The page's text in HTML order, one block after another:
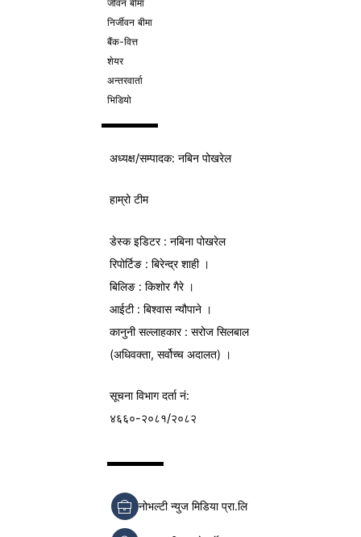
जीवन बीमा
निर्जीवन बीमा
बैंक-वित्त
शेयर
अन्तरवार्ता
भिडियो
अध्यक्ष/सम्पादक: नबिन पोखरेल
हाम्रो टीम
डेस्क इडिटर : नबिना पोखरेल
रिपोर्टिङ : बिरेन्द्र शाही ।
बिलिङ : किशोर गैरे ।
आईटी : बिश्वास न्यौपाने ।
कानुनी सल्लाहकार : सरोज सिलबाल
(अधिवक्ता, सर्वोच्च अदालत) ।
सूचना विभागदर्ता नं:
४६६०-२०८१/२०८२
नोभल्टी न्युज मिडिया प्रा.लि